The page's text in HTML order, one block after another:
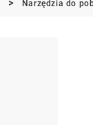
Narzędzia do